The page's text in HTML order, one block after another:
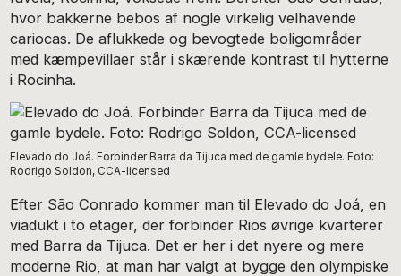
hvor bakkerne bebos af nogle virkelig velhavende
cariocas. De aflukkede og bevogtede boligområder
med kæmpevillaer står i skærende kontrast til hytterne
i Rocinha.
Elevado do Joá. Forbinder Barra da Tijuca med de gamle bydele. Foto:
Rodrigo Soldon, CCA-licensed
Efter São Conrado kommer man til Elevado do Joá, en
viadukt i to etager, der forbinder Rios øvrige kvarterer
med Barra da Tijuca. Det er her i det nyere og mere
moderne Rio, at man har valgt at bygge den olympiske